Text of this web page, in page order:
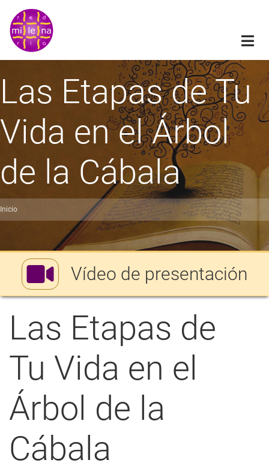
Pasar
contenido
principal
Las Etapas de Tu
Vida en el Árbol
de la Cábala
Inicio
Vídeo de presentación
Las Etapas de
Tu Vida en el
Árbol de la
Cábala